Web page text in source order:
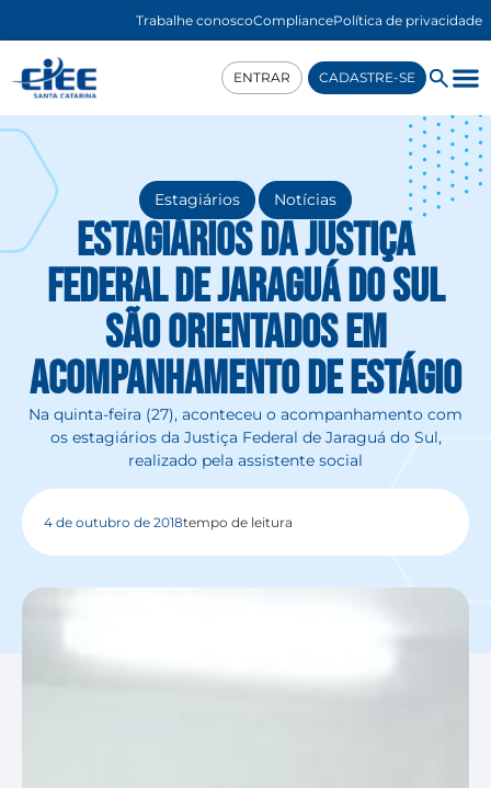
Trabalhe conoscoCompliancePolítica de privacidade
ENTRAR CADASTRE-SE
Estagiários , Notícias
Estagiários da Justiça
Federal de Jaraguá do Sul
são orientados em
acompanhamento de estágio
Na quinta-feira (27), aconteceu o acompanhamento com
os estagiários da Justiça Federal de Jaraguá do Sul,
realizado pela assistente social
4 de outubro de 2018tempo de leitura